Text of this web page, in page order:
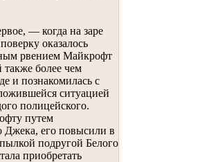
— когда на заре
оказалось
рвением Майкрофт
более чем
и познакомилась с
ситуацией
полицейского.
путем
Джека, его повысили в
подругой Белого
приобретать